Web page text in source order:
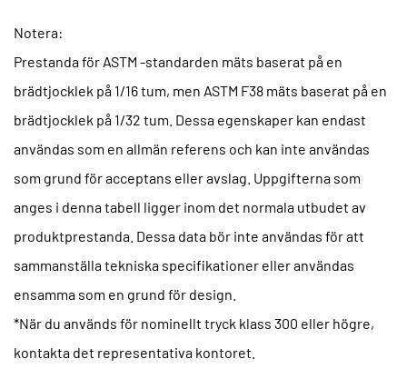
Notera:
Prestanda för ASTM -standarden mäts baserat på en
brädtjocklek på 1/16 tum, men ASTM F38 mäts baserat på en
brädtjocklek på 1/32 tum. Dessa egenskaper kan endast
användas som en allmän referens och kan inte användas
som grund för acceptans eller avslag. Uppgifterna som
anges i denna tabell ligger inom det normala utbudet av
produktprestanda. Dessa data bör inte användas för att
sammanställa tekniska specifikationer eller användas
ensamma som en grund för design.
*När du används för nominellt tryck klass 300 eller högre,
kontakta det representativa kontoret.